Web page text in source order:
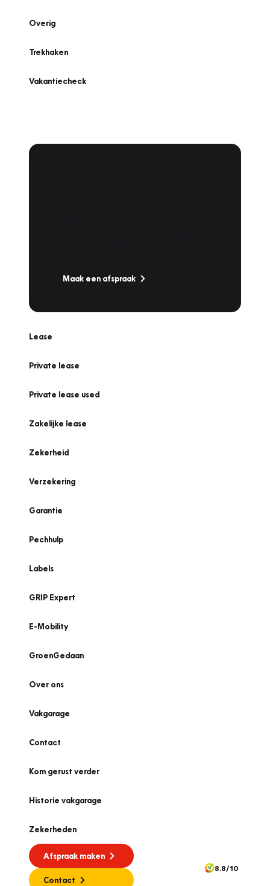
Overig
Trekhaken
Vakantiecheck
Maak een afspraak
Lease
Private lease
Private lease used
Zakelijke lease
Zekerheid
Verzekering
Garantie
Pechhulp
Labels
GRIP Expert
E-Mobility
GroenGedaan
Over ons
Vakgarage
Contact
Kom gerust verder
Historie vakgarage
Zekerheden
Afspraak maken
Contact
8.8/10